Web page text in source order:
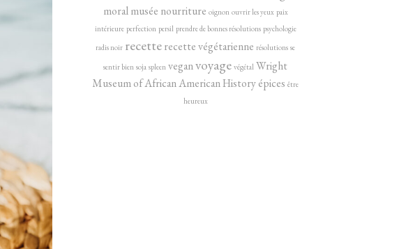
moral musée nourriture oignon ouvrir les yeux paix
intérieure perfection persil prendre de bonnes résolutions psychologie
radis noir recetterecette végétarienne résolutions se
sentir bien soja spleen veganvoyage végétal Wright
Museum of African American Historyépices être
heureux